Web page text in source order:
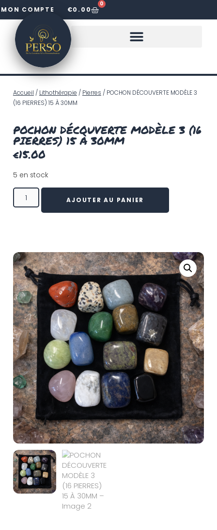
MON COMPTE €0.00
0
Accueil / Lithothérapie / Pierres / POCHON DÉCOUVERTE MODÈLE 3
(16 PIERRES) 15 À 30MM
POCHON DÉCOUVERTE MODÈLE 3 (16
PIERRES) 15 À 30MM
€15.00
5 en stock
AJOUTER AU PANIER